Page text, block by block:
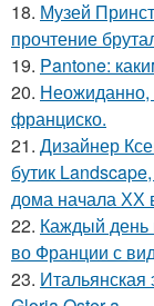
18. Музей
прочтение
19. Pantone:
20. Неожиданно,
франциско.
21. Дизайнер
бутик
дома начала ХХ
22. Каждый
во Франции с
23. Итальянская